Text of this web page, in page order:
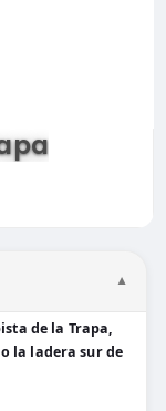
▼
de la Trapa,
la ladera sur de